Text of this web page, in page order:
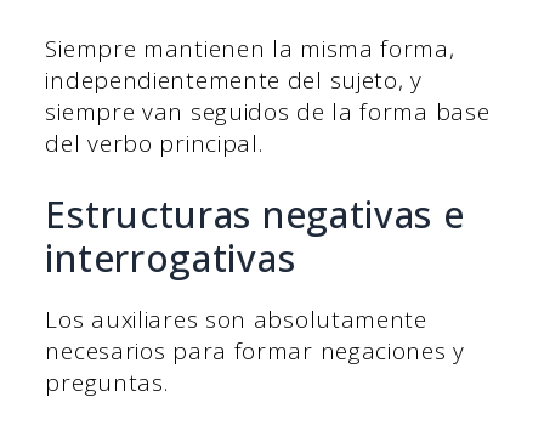
Siempre mantienen la misma forma,
independientemente del sujeto, y
siempre van seguidos de la forma base
del verbo principal.
Estructuras negativas e
interrogativas
Los auxiliares son absolutamente
necesarios para formar negaciones y
preguntas.